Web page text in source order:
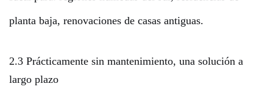
planta baja, renovaciones de casas antiguas.
2.3 Prácticamente sin mantenimiento, una solución a
largo plazo